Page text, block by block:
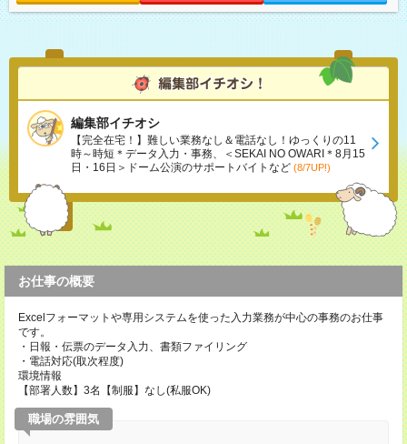
編集部イチオシ
【完全在宅！】難しい業務なし＆電話なし！ゆっくりの11
時～時短＊データ入力・事務、＜SEKAI NO OWARI＊8月15
日・16日＞ドーム公演のサポートバイトなど (8/7UP!)
お仕事の概要
Excelフォーマットや専用システムを使った入力業務が中心の事務のお仕事
です。
・日報・伝票のデータ入力、書類ファイリング
・電話対応(取次程度)
環境情報
【部署人数】3名【制服】なし(私服OK)
職場の雰囲気